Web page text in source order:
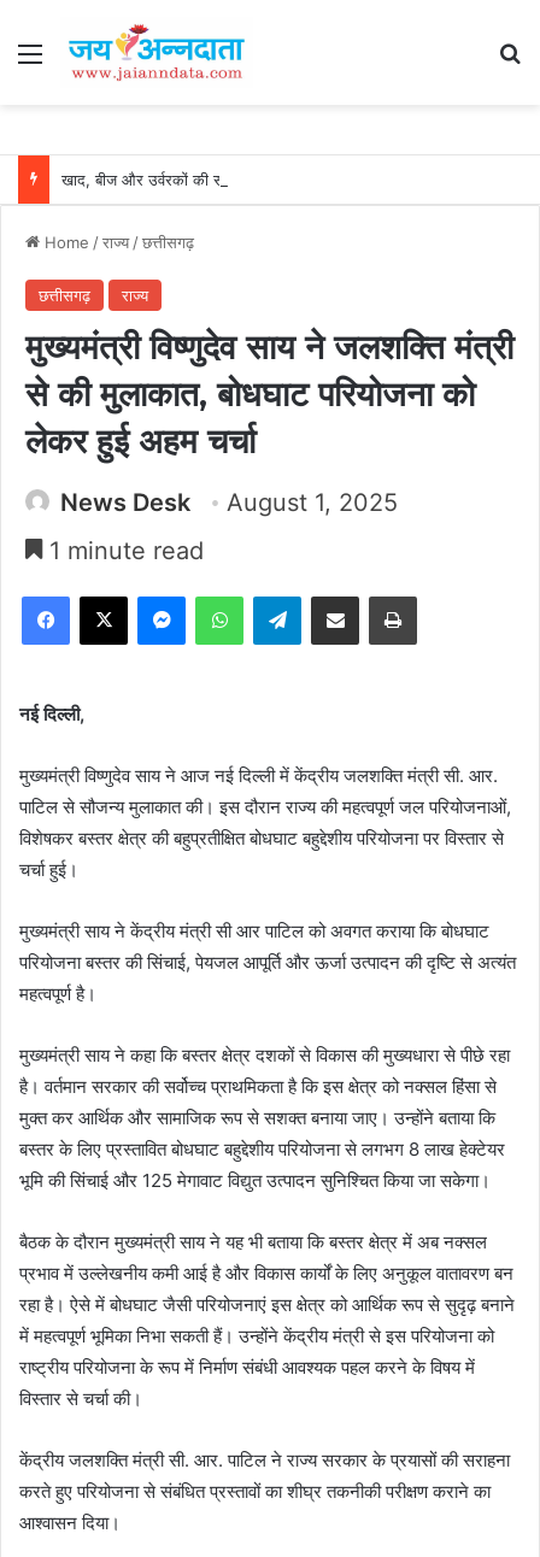
Menu
Home /राज्य/छत्तीसगढ़
छत्तीसगढ़ राज्य
मुख्यमंत्री विष्णुदेव साय ने जलशक्ति मंत्री
से की मुलाकात, बोधघाट परियोजना को
लेकर हुई अहम चर्चा
News Desk
August 1, 2025
1 minute read
Facebook
X MessengerWhatsAppTelegramShare via Email Print
नई दिल्ली,
मुख्यमंत्री विष्णुदेव साय ने आज नई दिल्ली में केंद्रीय जलशक्ति मंत्री सी. आर.
पाटिल से सौजन्य मुलाकात की। इस दौरान राज्य की महत्वपूर्ण जल परियोजनाओं,
विशेषकर बस्तर क्षेत्र की बहुप्रतीक्षित बोधघाट बहुद्देशीय परियोजना पर विस्तार से
चर्चा हुई।
मुख्यमंत्री साय ने केंद्रीय मंत्री सी आर पाटिल को अवगत कराया कि बोधघाट
परियोजना बस्तर की सिंचाई, पेयजल आपूर्ति और ऊर्जा उत्पादन की दृष्टि से अत्यंत
महत्वपूर्ण है।
मुख्यमंत्री साय ने कहा कि बस्तर क्षेत्र दशकों से विकास की मुख्यधारा से पीछे रहा
है। वर्तमान सरकार की सर्वोच्च प्राथमिकता है कि इस क्षेत्र को नक्सल हिंसा से
मुक्त कर आर्थिक और सामाजिक रूप से सशक्त बनाया जाए। उन्होंने बताया कि
बस्तर के लिए प्रस्तावित बोधघाट बहुद्देशीय परियोजना से लगभग 8 लाख हेक्टेयर
भूमि की सिंचाई और 125 मेगावाट विद्युत उत्पादन सुनिश्चित किया जा सकेगा।
बैठक के दौरान मुख्यमंत्री साय ने यह भी बताया कि बस्तर क्षेत्र में अब नक्सल
प्रभाव में उल्लेखनीय कमी आई है और विकास कार्यों के लिए अनुकूल वातावरण बन
रहा है। ऐसे में बोधघाट जैसी परियोजनाएं इस क्षेत्र को आर्थिक रूप से सुदृढ़ बनाने
में महत्वपूर्ण भूमिका निभा सकती हैं। उन्होंने केंद्रीय मंत्री से इस परियोजना को
राष्ट्रीय परियोजना के रूप में निर्माण संबंधी आवश्यक पहल करने के विषय में
विस्तार से चर्चा की।
केंद्रीय जलशक्ति मंत्री सी. आर. पाटिल ने राज्य सरकार के प्रयासों की सराहना
करते हुए परियोजना से संबंधित प्रस्तावों का शीघ्र तकनीकी परीक्षण कराने का
आश्वासन दिया।